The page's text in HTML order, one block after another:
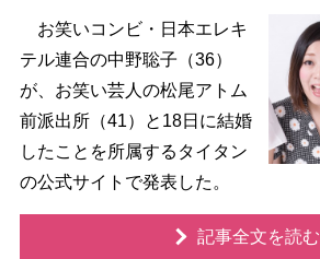
お笑いコンビ・日本エレキ
テル連合の中野聡子（36）
が、お笑い芸人の松尾アトム
前派出所（41）と18日に結婚
したことを所属するタイタン
の公式サイトで発表した。
記事全文を読む